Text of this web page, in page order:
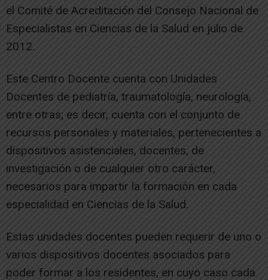
el Comité de Acreditación del Consejo Nacional de
Especialistas en Ciencias de la Salud en julio de
2012.
Este Centro Docente cuenta con Unidades
Docentes de pediatría, traumatología, neurología,
entre otras; es decir, cuenta con el conjunto de
recursos personales y materiales, pertenecientes a
dispositivos asistenciales, docentes, de
investigación o de cualquier otro carácter,
necesarios para impartir la formación en cada
especialidad en Ciencias de la Salud.
Estas unidades docentes pueden requerir de uno o
varios dispositivos docentes asociados para
poder formar a los residentes, en cuyo caso cada